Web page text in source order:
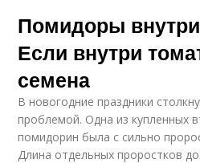
Помидоры
Если внутри
семена
В новогодние праздники
проблемой. Одна из купленных
помидорин была с сильно
Длина отдельных проростков